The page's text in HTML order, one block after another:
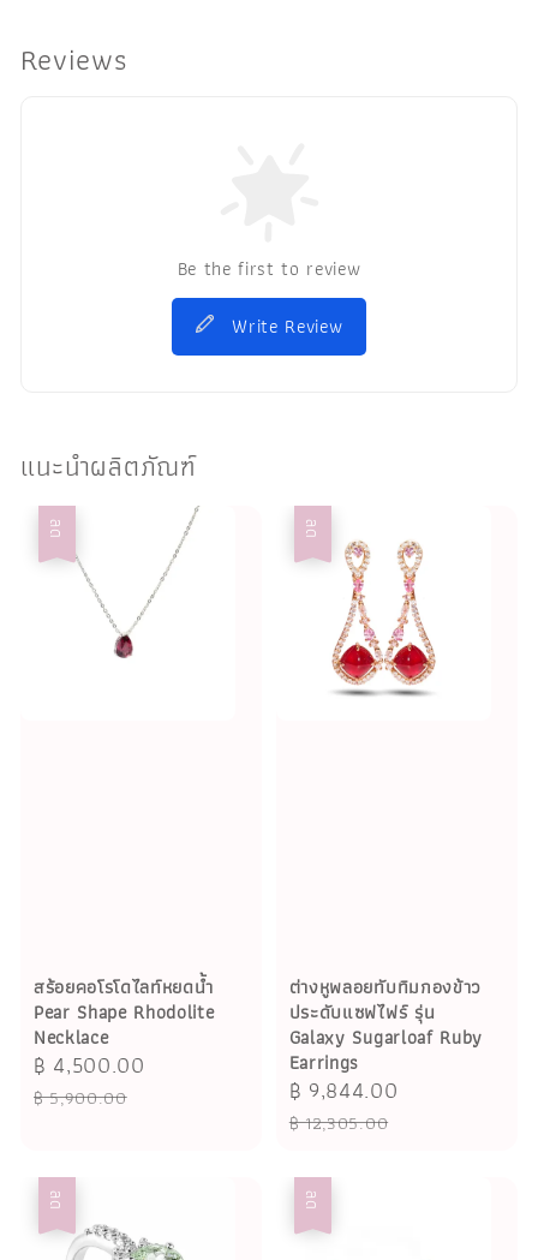
Reviews
Be the first to review
Write Review
แนะนำผลิตภัณฑ์
ลด
สร้อยคอโรโดไลท์หยดน้ำ
Pear Shape Rhodolite
Necklace
Sale
price
฿ 4,500.00
฿ 5,900.00
ลด
ต่างหูพลอยทับทิมกองข้าว
ประดับแซฟไฟร์ รุ่น
Galaxy Sugarloaf Ruby
Earrings
Sale
price
฿ 9,844.00
฿ 12,305.00
ลด ลด